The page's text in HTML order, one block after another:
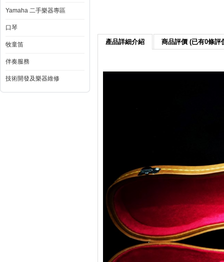
Yamaha 二手樂器專區
口琴
牧童笛
伴奏服務
技術開發及樂器維修
產品詳細介紹 商品評價 (已有0條評